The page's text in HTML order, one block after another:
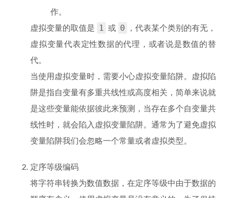
作。
虚拟变量的取值是
1 或 0
，代表某个类别的有无，
虚拟变量代表定性数据的代理，或者说是数值的替
代。
当使用虚拟变量时，需要小心虚拟变量陷阱。虚拟陷
阱是指自变量有多重共线性或高度相关，简单来说就
是这些变量能依据彼此来预测，当存在多个自变量共
线性时，就会陷入虚拟变量陷阱。通常为了避免虚拟
变量陷阱我们会忽略一个常量或者虚拟类型。
定序等级编码
将字符串转换为数值数据，在定序等级中由于数据的